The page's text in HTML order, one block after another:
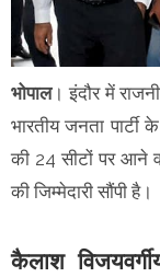
भोपाल। इंदौर में
भारतीय जनता पार्टी
की 24 सीटों पर आने
की जिम्मेदारी सौंपी है।
कैलाश